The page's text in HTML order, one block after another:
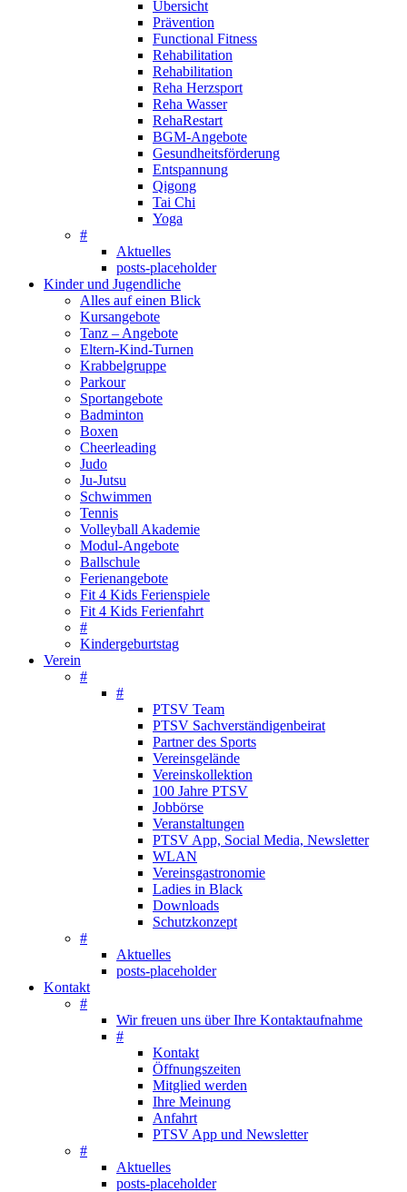
Übersicht
Prävention
Functional Fitness
Rehabilitation
Rehabilitation
Reha Herzsport
Reha Wasser
RehaRestart
BGM-Angebote
Gesundheitsförderung
Entspannung
Qigong
Tai Chi
Yoga
#
Aktuelles
posts-placeholder
Kinder und Jugendliche
Alles auf einen Blick
Kursangebote
Tanz – Angebote
Eltern-Kind-Turnen
Krabbelgruppe
Parkour
Sportangebote
Badminton
Boxen
Cheerleading
Judo
Ju-Jutsu
Schwimmen
Tennis
Volleyball Akademie
Modul-Angebote
Ballschule
Ferienangebote
Fit 4 Kids Ferienspiele
Fit 4 Kids Ferienfahrt
#
Kindergeburtstag
Verein
#
#
PTSV Team
PTSV Sachverständigenbeirat
Partner des Sports
Vereinsgelände
Vereinskollektion
100 Jahre PTSV
Jobbörse
Veranstaltungen
PTSV App, Social Media, Newsletter
WLAN
Vereinsgastronomie
Ladies in Black
Downloads
Schutzkonzept
#
Aktuelles
posts-placeholder
Kontakt
#
Wir freuen uns über Ihre Kontaktaufnahme
#
Kontakt
Öffnungszeiten
Mitglied werden
Ihre Meinung
Anfahrt
PTSV App und Newsletter
#
Aktuelles
posts-placeholder